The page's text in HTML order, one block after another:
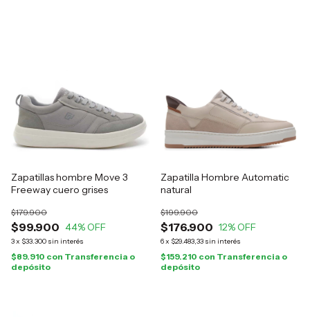
Zapatillas hombre Move 3
Freeway cuero grises
$99.900
$179.900
44% OFF
3x $33.300 sin interés
$89.910 con Transferencia o
depósito
Zapatilla Hombre Automatic
natural
$176.900
$199.900
12% OFF
6x $29.483,33 sin interés
$159.210 con Transferencia o
depósito